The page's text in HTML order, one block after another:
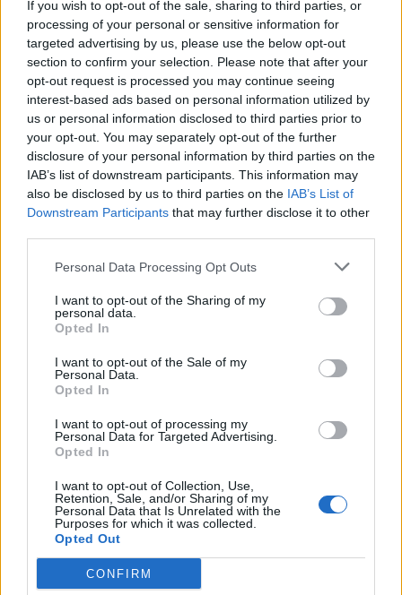
If you wish to opt-out of the sale, sharing to third parties, or
processing of your personal or sensitive information for
targeted advertising by us, please use the below opt-out
section to confirm your selection. Please note that after your
opt-out request is processed you may continue seeing
interest-based ads based on personal information utilized by
us or personal information disclosed to third parties prior to
your opt-out. You may separately opt-out of the further
disclosure of your personal information by third parties on the
IAB’s list of downstream participants. This information may
also be disclosed by us to third parties on the IAB’s List of
Downstream Participants that may further disclose it to other
Personal Data Processing Opt Outs
I want to opt-out of the Sharing of my
personal data.
Opted In
I want to opt-out of the Sale of my
Personal Data.
Opted In
I want to opt-out of processing my
Personal Data for Targeted Advertising.
Opted In
I want to opt-out of Collection, Use,
Retention, Sale, and/or Sharing of my
Personal Data that Is Unrelated with the
Purposes for which it was collected.
Opted Out
CONFIRM
TAGY běh Lešetice Památník Vojna registrace
republika
Rudolf Pernický
Předchozí článek
Destinační managementy
částkou 9,6 milionů korun
Následující článek
a upravuje provozní dobu
SOUVISEJÍCÍ ČLÁNKY
VÍCE OD AUTORA
Zpravodajství
Většina koupališť na Příbramsku nabízí
výborné podmínky. Horší voda je jen na
Živohošti
Příbram modernizuje parkovací automaty.